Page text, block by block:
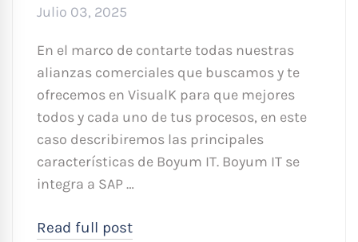
Julio 03, 2025
En el marco de contarte todas nuestras
alianzas comerciales que buscamos y te
ofrecemos en VisualK para que mejores
todos y cada uno de tus procesos, en este
caso describiremos las principales
características de Boyum IT. Boyum IT se
integra a SAP …
Read full post